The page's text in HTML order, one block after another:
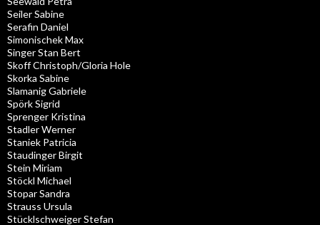
Seiler Sabine
Serafin Daniel
Simonischek Max
Singer Stan Bert
Skoff Christoph/Gloria Hole
Skorka Sabine
Slamanig Gabriele
Spörk Sigrid
Sprenger Kristina
Stadler Werner
Staniek Patricia
Staudinger Birgit
Stein Miriam
Stöckl Michael
Stopar Sandra
Strauss Ursula
Stücklschweiger Stefan